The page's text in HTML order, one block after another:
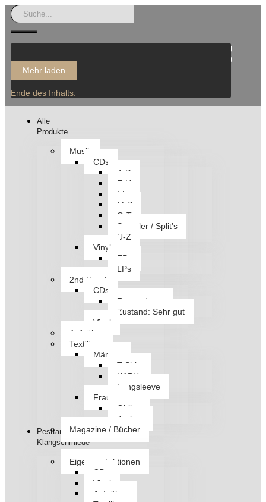
Mehr laden
Ende des Inhalts.
Alle
Produkte
Musik
CDs
A-D
E-H
I-L
M-P
Q-T
Sampler / Split’s
U-Z
Vinyl
EPs
LPs
2nd Hand
CDs
Zustand: gut
Zustand: Sehr gut
Vinyl
Aufnäher
Textilien
Männer
T-Shirt
KAPU
Longsleeve
Frauen
Girlies
Jacken
Magazine / Bücher
Pesttanz
Klangschmiede
Eigenproduktionen
CDs
Vinyl
Aufnäher